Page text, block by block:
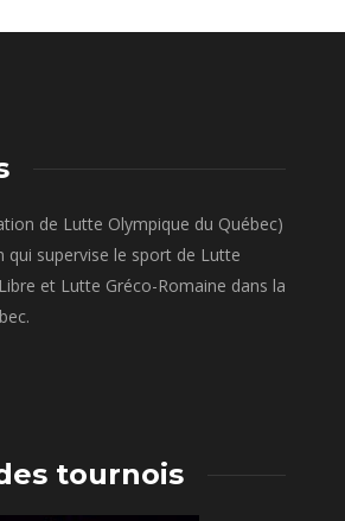
de Lutte Olympique du Québec)
qui supervise le sport de Lutte
et Lutte Gréco-Romaine dans la
tournois